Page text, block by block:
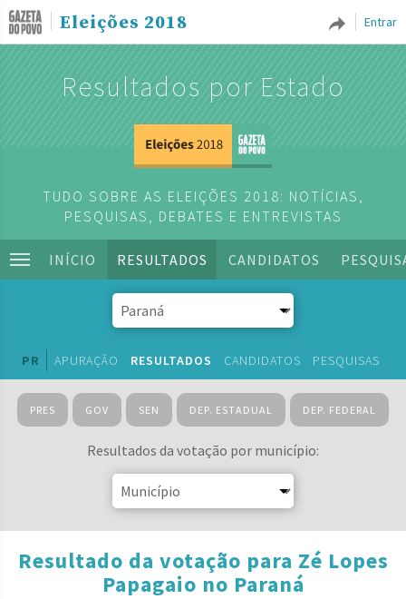
Entrar
Eleições 2018
Resultados por Estado
TUDO SOBRE AS ELEIÇÕES 2018: NOTÍCIAS,
PESQUISAS, DEBATES E ENTREVISTAS
INÍCIO RESULTADOS CANDIDATOS
PR APURAÇÃO RESULTADOS CANDIDATOS PESQUISAS
PRES GOV SEN DEP. ESTADUAL DEP. FEDERAL
Resultados da votação por município:
Resultado da votação para Zé Lopes
Papagaio no Paraná